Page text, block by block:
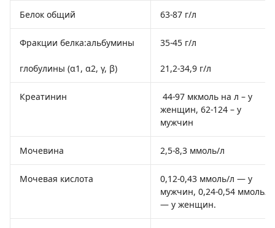
Белок общий 63-87 г/л
Фракции белка:альбумины
глобулины (α1, α2, γ, β)
35-45 г/л
21,2-34,9 г/л
Креатинин
44-97 мкмоль на л – у
женщин, 62-124 – у
мужчин
Мочевина 2,5-8,3 ммоль/л
Мочевая кислота
0,12-0,43 ммоль/л — у
мужчин, 0,24-0,54 ммоль/л
— у женщин.